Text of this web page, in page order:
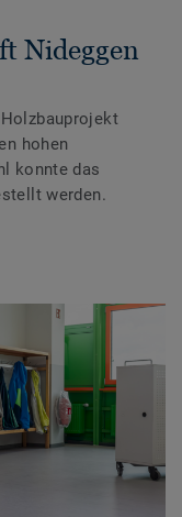
Nideggen
hohen
konnte das
werden.